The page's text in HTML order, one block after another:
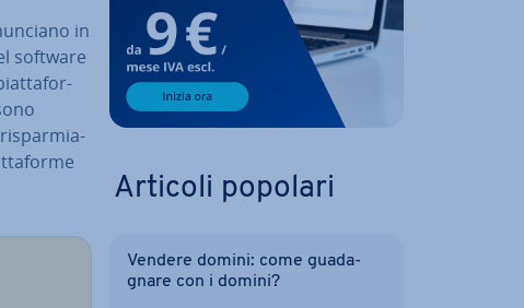
in
software
piat­ta­for­
ri­spar­mia­
Articoli popolari
Vendere domini: come gua­da­
gna­re con i domini?